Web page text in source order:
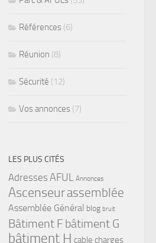
Références (6)
Réunion (8)
Sécurité (12)
Vos annonces (7)
LES PLUS CITÉS
Adresses AFUL Annonces
Ascenseurassemblée
Assemblée Général blog bruit
Bâtiment F bâtiment G
bâtiment H cable charges